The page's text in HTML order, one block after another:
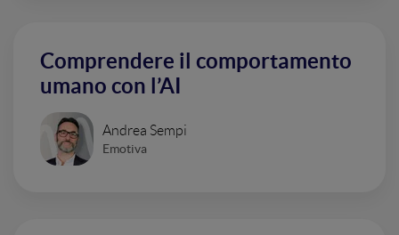
Comprendere il comportamento
umano con l’AI
Andrea Sempi
Emotiva